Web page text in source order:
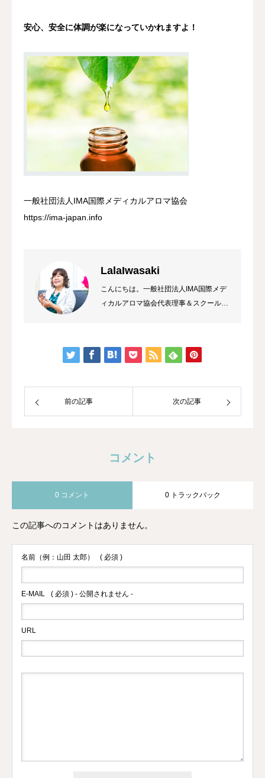
安心、安全に体調が楽になっていかれますよ！
一般社団法人IMA国際メディカルアロマ協会
https://ima-japan.info
LalaIwasaki
こんにちは。一般社団法人IMA国際メデ
ィカルアロマ協会代表理事＆スクール校
トレーナーになり、HAWAIIのマナカー
ドのご縁でメディカルアロマに出会いま
前の記事 次の記事
コメント
0 コメント 0 トラックバック
この記事へのコメントはありません。
名前（例：山田 太郎） ( 必須 )
E-MAIL ( 必須 ) - 公開されません -
URL